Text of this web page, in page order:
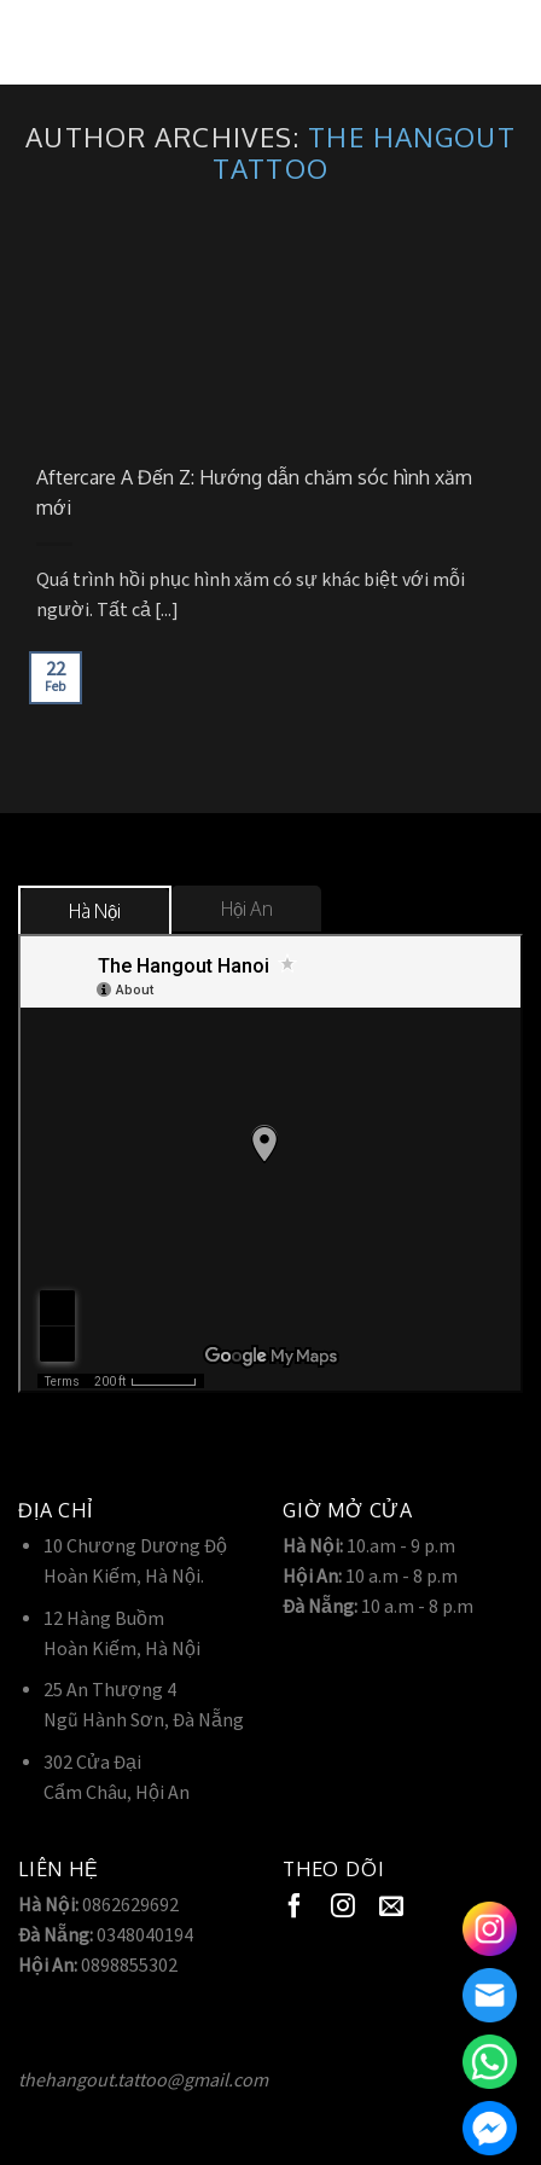
AUTHOR ARCHIVES: THE HANGOUT
TATTOO
Aftercare A Đến Z: Hướng dẫn chăm sóc hình xăm
mới
Quá trình hồi phục hình xăm có sự khác biệt với mỗi
người. Tất cả [...]
22
Feb
ĐỊA CHỈ
10 Chương Dương Độ
Hoàn Kiếm, Hà Nội.
12 Hàng Buồm
Hoàn Kiếm, Hà Nội
25 An Thượng 4
Ngũ Hành Sơn, Đà Nẵng
302 Cửa Đại
Cẩm Châu, Hội An
GIỜ MỞ CỬA
Hà Nội:10.am - 9 p.m
Hội An:10 a.m - 8 p.m
Đà Nẵng:10 a.m - 8 p.m
LIÊN HỆ
Hà Nội:0862629692
Đà Nẵng:0348040194
Hội An:0898855302
THEO DÕI
thehangout.tattoo@gmail.com
Hà Nội Hội An